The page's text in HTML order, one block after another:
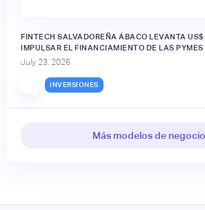
FINTECH SALVADOREÑA ÁBACO LEVANTA
IMPULSAR EL FINANCIAMIENTO DE LAS PYMES
July 23, 2026
INVERSIONES
Más modelos de